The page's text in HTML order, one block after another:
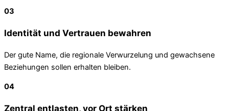
03
Identität und Vertrauen bewahren
Der gute Name, die regionale Verwurzelung und gewachsene
Beziehungen sollen erhalten bleiben.
04
Zentral entlasten, vor Ort stärken